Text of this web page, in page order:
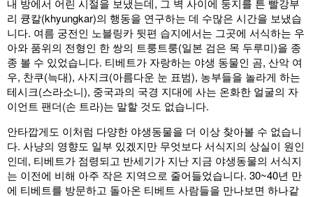
내 방에서 어린 시절을 보냈는데, 그 벽 사이에 둥지를 튼 빨강부
리 큥칼(khyungkar)의 행동을 연구하는 데 수많은 시간을 보냈습
니다. 여름 궁전인 노블링카 뒷편 습지에서는 그곳에 서식하는 우
아와 품위의 전형인 한 쌍의 트룽트룽(일본 검은 목 두루미)을 종
종 볼 수 있었습니다. 티베트가 자랑하는 야생 동물인 곰, 산악 여
우, 찬쿠(늑대), 사지크(아름다운 눈 표범), 농부들을 놀라게 하는
테시크(스라소니), 중국과의 국경 지대에 사는 온화한 얼굴의 자
이언트 팬더(손 트라)는 말할 것도 없습니다.
안타깝게도 이처럼 다양한 야생동물을 더 이상 찾아볼 수 없습니
다. 사냥의 영향도 일부 있겠지만 무엇보다 서식지의 상실이 원인
인데, 티베트가 점령되고 반세기가 지난 지금 야생동물의 서식지
는 이전에 비해 아주 작은 지역으로 줄어들었습니다. 30~40년 만
에 티베트를 방문하고 돌아온 티베트 사람들을 만나보면 하나같